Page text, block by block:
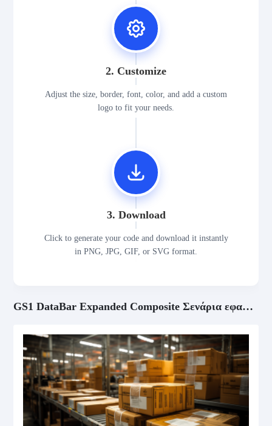
2. Customize
Adjust the size, border, font, color, and add a custom
logo to fit your needs.
3. Download
Click to generate your code and download it instantly
in PNG, JPG, GIF, or SVG format.
GS1 DataBar Expanded Composite Σενάρια εφαρμογής